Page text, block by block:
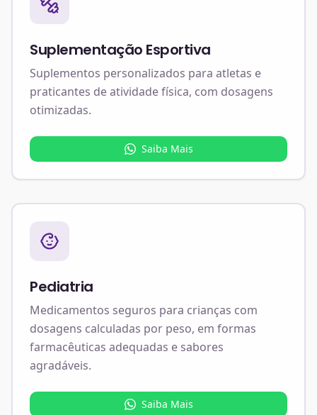
Suplementação Esportiva
Suplementos personalizados para atletas e
praticantes de atividade física, com dosagens
otimizadas.
Saiba Mais
Pediatria
Medicamentos seguros para crianças com
dosagens calculadas por peso, em formas
farmacêuticas adequadas e sabores
agradáveis.
Saiba Mais